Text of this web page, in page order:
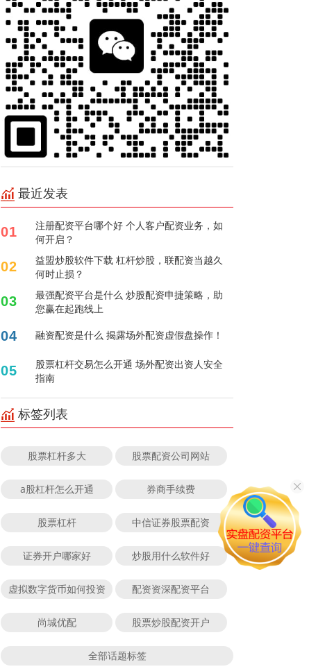
最近发表
01
注册配资平台哪个好 个人客户配资业务，如
何开启？
02
益盟炒股软件下载 杠杆炒股，联配资当越久
何时止损？
03
最强配资平台是什么 炒股配资申捷策略，助
您赢在起跑线上
04 融资配资是什么 揭露场外配资虚假盘操作！
05
股票杠杆交易怎么开通 场外配资出资人安全
指南
标签列表
股票杠杆多大 股票配资公司网站
a股杠杆怎么开通 券商手续费
股票杠杆 中信证券股票配资
证券开户哪家好 炒股用什么软件好
虚拟数字货币如何投资 配资资深配资平台
尚城优配 股票炒股配资开户
全部话题标签